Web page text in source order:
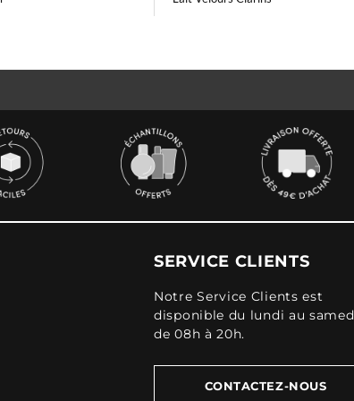
SERVICE CLIENTS
Notre Service Clients est
disponible du lundi au
de 08h à 20h.
CONTACTEZ-NOUS